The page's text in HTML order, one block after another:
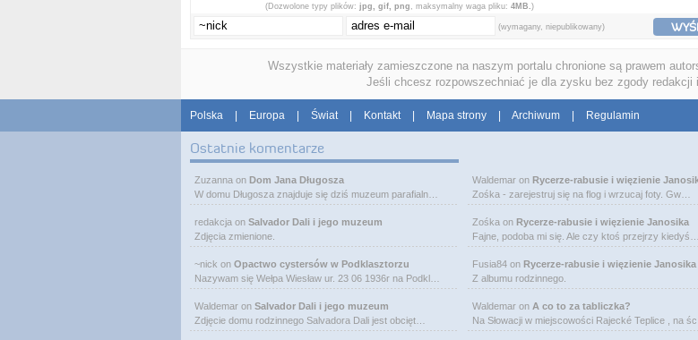
(Dozwolone typy plików: jpg, gif, png , maksymalny waga pliku: 4MB.)
(wymagany, niepublikowany)
Wszystkie materiały zamieszczone na naszym portalu chronione są prawem
Jeśli chcesz rozpowszechniać je dla zysku bez zgody redakcji
Polska Europa Świat Kontakt Mapa strony Archiwum Regulamin
Ostatnie komentarze
Zuzanna on Dom Jana Długosza
W domu Długosza znajduje się dziś muzeum parafialn…
redakcja on Salvador Dali i jego muzeum
Zdjęcia zmienione.
~nick on Opactwo cystersów w Podklasztorzu
Nazywam się Wełpa Wiesław ur. 23 06 1936r na Podkl…
Waldemar on Salvador Dali i jego muzeum
Zdjęcie domu rodzinnego Salvadora Dali jest obcięt…
Waldemar on Rycerze-rabusie i więzienie
Zośka - zarejestruj się na flog i wrzucaj foty. Gw…
Zośka on Rycerze-rabusie i więzienie Janosika
Fajne, podoba mi się. Ale czy ktoś przejrzy kiedyś…
Fusia84 on Rycerze-rabusie i więzienie Janosika
Z albumu rodzinnego.
Waldemar on A co to za tabliczka?
Na Słowacji w miejscowości Rajecké Teplice , na